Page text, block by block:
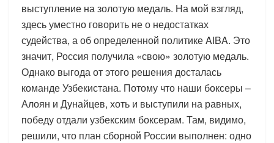
выступление на золотую медаль. На мой взгляд,
здесь уместно говорить не о недостатках
судейства, а об определенной политике AIBA. Это
значит, Россия получила «свою» золотую медаль.
Однако выгода от этого решения досталась
команде Узбекистана. Потому что наши боксеры –
Алоян и Дунайцев, хоть и выступили на равных,
победу отдали узбекским боксерам. Там, видимо,
решили, что план сборной России выполнен: одно